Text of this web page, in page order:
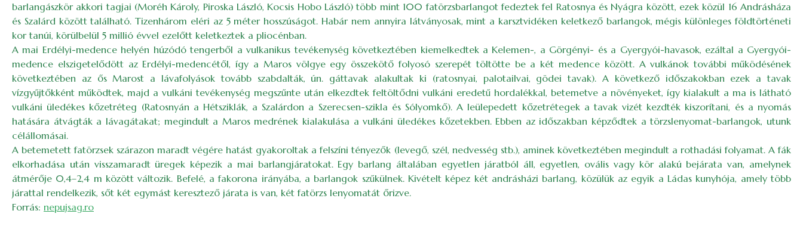
barlangászkör akkori tagjai (Moréh Károly, Piroska László, Kocsis Hobo László) több mint 100 fatörzsbarlangot fedeztek fel Ratosnya és Nyágra között, ezek közül 16 Andrásháza
és Szalárd között található. Tizenhárom eléri az 5 méter hosszúságot. Habár nem annyira látványosak, mint a karsztvidéken keletkező barlangok, mégis különleges földtörténeti
kor tanúi, körülbelül 5 millió évvel ezelőtt keletkeztek a pliocénban.
A mai Erdélyi-medence helyén húzódó tengerből a vulkanikus tevékenység következtében kiemelkedtek a Kelemen-, a Görgényi- és a Gyergyói-havasok, ezáltal a Gyergyói-
medence elszigetelődött az Erdélyi-medencétől, így a Maros völgye egy összekötő folyosó szerepét töltötte be a két medence között. A vulkánok további működésének
következtében az ős Marost a lávafolyások tovább szabdalták, ún. gáttavak alakultak ki (ratosnyai, palotailvai, gödei tavak). A következő időszakokban ezek a tavak
vízgyűjtőkként működtek, majd a vulkáni tevékenység megszűnte után elkezdtek feltöltődni vulkáni eredetű hordalékkal, betemetve a növényeket, így kialakult a ma is látható
vulkáni üledékes kőzetréteg (Ratosnyán a Hétsziklák, a Szalárdon a Szerecsen-szikla és Sólyomkő). A leülepedett kőzetrétegek a tavak vizét kezdték kiszorítani, és a nyomás
hatására átvágták a lávagátakat; megindult a Maros medrének kialakulása a vulkáni üledékes kőzetekben. Ebben az időszakban képződtek a törzslenyomat-barlangok, utunk
célállomásai.
A betemetett fatörzsek szárazon maradt végére hatást gyakoroltak a felszíni tényezők (levegő, szél, nedvesség stb.), aminek következtében megindult a rothadási folyamat. A fák
elkorhadása után visszamaradt üregek képezik a mai barlangjáratokat. Egy barlang általában egyetlen járatból áll, egyetlen, ovális vagy kör alakú bejárata van, amelynek
átmérője 0,4–2,4 m között változik. Befelé, a fakorona irányába, a barlangok szűkülnek. Kivételt képez két andrásházi barlang, közülük az egyik a Ládas kunyhója, amely több
járattal rendelkezik, sőt két egymást keresztező járata is van, két fatörzs lenyomatát őrizve.
Forrás: nepujsag.ro